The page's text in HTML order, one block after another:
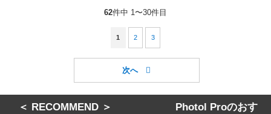
62件中 1〜30件目
1 2 3
＜ RECOMMEND ＞ Photol Proのおす